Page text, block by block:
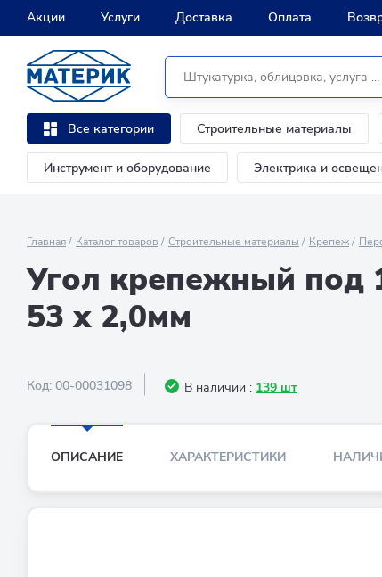
Акции Услуги Доставка Оплата
Все категории Строительные материалы
Инструмент и оборудование Электрика и
Главная Каталог товаров Строительные материалы Крепеж
Угол крепежный под
53 х 2,0мм
Код: 00-00031098 В наличии : 139 шт
ОПИСАНИЕ ХАРАКТЕРИСТИКИ